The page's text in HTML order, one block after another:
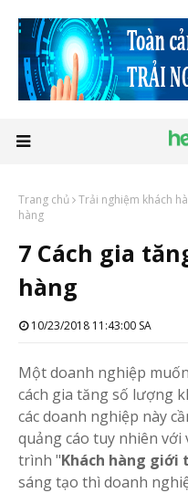
Trang chủ Trải nghiệm khách
hàng
7 Cách gia
hàng
10/23/2018 11:43:00 SA
Một doanh nghiệp
cách gia tăng số lượng
các doanh nghiệp này
quảng cáo tuy nhiên
trình "Khách hàng giới
sáng tạo thì doanh